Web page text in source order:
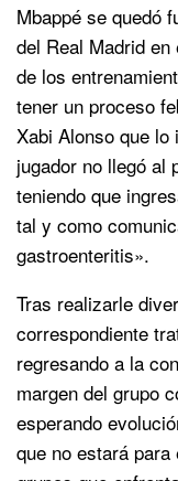
Mbappé se quedó
del Real Madrid
de los
tener un proceso
Xabi Alonso que
jugador no llegó al
teniendo que
tal y como
gastroenteritis».
Tras realizarle
correspondiente
regresando a la
margen del grupo
esperando
que no estará